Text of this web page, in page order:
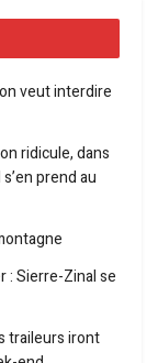
veut interdire
ridicule, dans
prend au
: Sierre-Zinal se
traileurs iront